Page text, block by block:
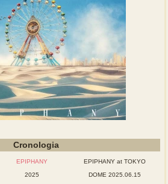
Cronologia
EPIPHANY
2025
EPIPHANY at TOKYO
DOME 2025.06.15